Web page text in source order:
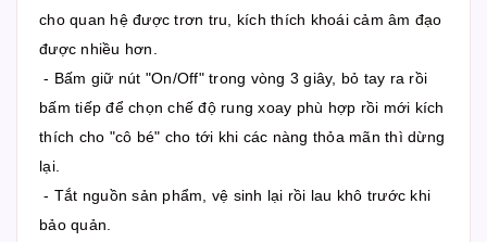
cho quan hệ được trơn tru, kích thích khoái cảm âm đạo
được nhiều hơn.
- Bấm giữ nút "On/Off" trong vòng 3 giây, bỏ tay ra rồi
bấm tiếp để chọn chế độ rung xoay phù hợp rồi mới kích
thích cho "cô bé" cho tới khi các nàng thỏa mãn thì dừng
lại.
- Tắt nguồn sản phẩm, vệ sinh lại rồi lau khô trước khi
bảo quản.